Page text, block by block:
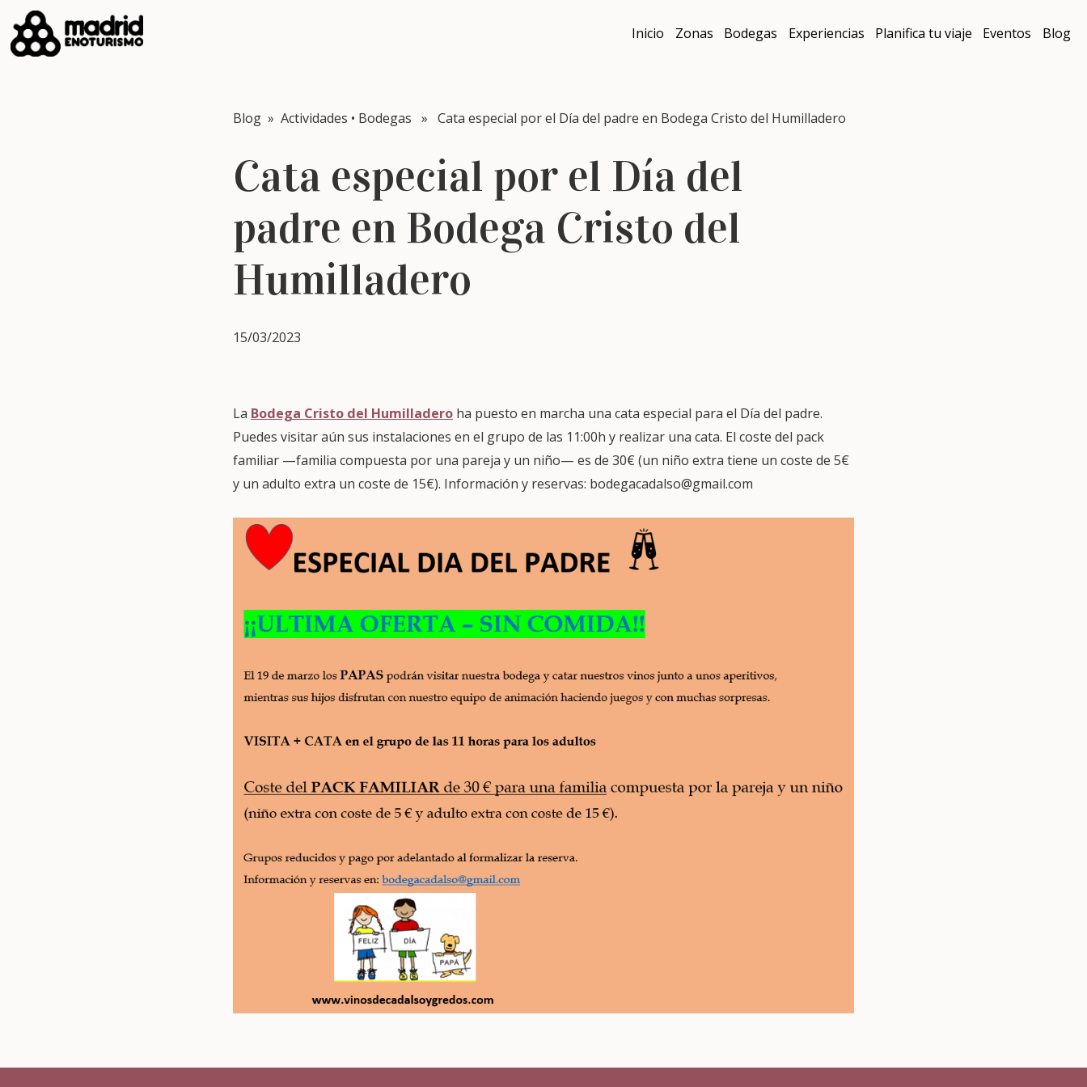
Inicio Zonas Bodegas Experiencias Planifica tu viaje Eventos Blog
Blog » Actividades • Bodegas » Cata especial por el Día del padre en Bodega Cristo del Humilladero
Cata especial por el Día del
padre en Bodega Cristo del
Humilladero
15/03/2023
La Bodega Cristo del Humilladero ha puesto en marcha una cata especial para el Día del padre.
Puedes visitar aún sus instalaciones en el grupo de las 11:00h y realizar una cata. El coste del pack
familiar —familia compuesta por una pareja y un niño— es de 30€ (un niño extra tiene un coste de 5€
y un adulto extra un coste de 15€). Información y reservas: bodegacadalso@gmail.com